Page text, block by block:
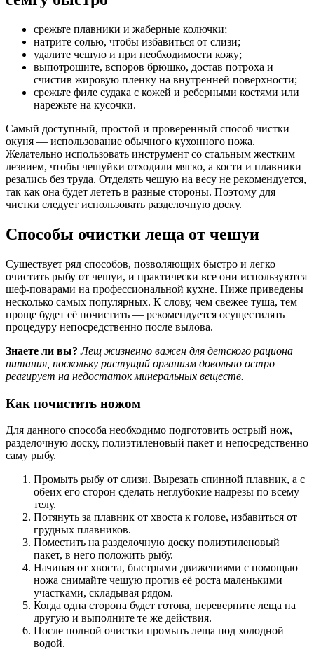
срежьте плавники и жаберные колючки;
натрите солью, чтобы избавиться от слизи;
удалите чешую и при необходимости кожу;
выпотрошите, вспоров брюшко, достав потроха и
счистив жировую пленку на внутренней поверхности;
срежьте филе судака с кожей и реберными костями или
нарежьте на кусочки.
Самый доступный, простой и проверенный способ чистки
окуня — использование обычного кухонного ножа.
Желательно использовать инструмент со стальным жестким
лезвием, чтобы чешуйки отходили мягко, а кости и плавники
резались без труда. Отделять чешую на весу не рекомендуется,
так как она будет лететь в разные стороны. Поэтому для
чистки следует использовать разделочную доску.
Способы очистки леща от чешуи
Существует ряд способов, позволяющих быстро и легко
очистить рыбу от чешуи, и практически все они используются
шеф-поварами на профессиональной кухне. Ниже приведены
несколько самых популярных. К слову, чем свежее туша, тем
проще будет её почистить — рекомендуется осуществлять
процедуру непосредственно после вылова.
Знаете ли вы? Лещ жизненно важен для детского рациона
питания, поскольку растущий организм довольно остро
реагирует на недостаток минеральных веществ.
Как почистить ножом
Для данного способа необходимо подготовить острый нож,
разделочную доску, полиэтиленовый пакет и непосредственно
саму рыбу.
Промыть рыбу от слизи. Вырезать спинной плавник, а с
обеих его сторон сделать неглубокие надрезы по всему
телу.
Потянуть за плавник от хвоста к голове, избавиться от
грудных плавников.
Поместить на разделочную доску полиэтиленовый
пакет, в него положить рыбу.
Начиная от хвоста, быстрыми движениями с помощью
ножа снимайте чешую против её роста маленькими
участками, складывая рядом.
Когда одна сторона будет готова, переверните леща на
другую и выполните те же действия.
После полной очистки промыть леща под холодной
водой.